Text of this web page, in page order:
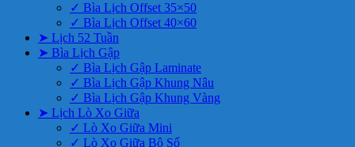
✓ Bìa Lịch Offset 35×50
✓ Bìa Lịch Offset 40×60
➤ Lịch 52 Tuần
➤ Bìa Lịch Gập
✓ Bìa Lịch Gập Laminate
✓ Bìa Lịch Gập Khung Nâu
✓ Bìa Lịch Gập Khung Vàng
➤ Lịch Lò Xo Giữa
✓ Lò Xo Giữa Mini
✓ Lò Xo Giữa Bộ Số